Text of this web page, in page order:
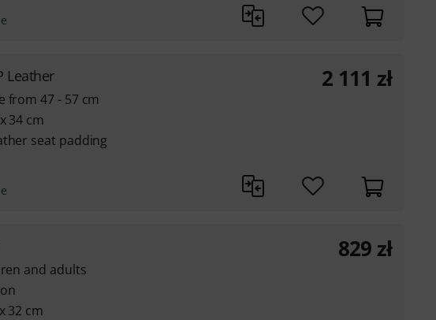
Leather
from 47 - 57 cm
34 cm
seat padding
2 111 zł
and adults
32 cm
829 zł